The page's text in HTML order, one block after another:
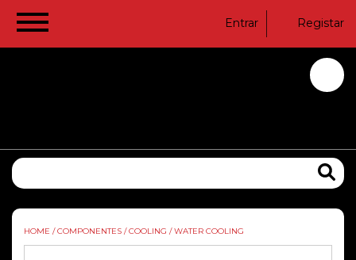
Entrar Registar
HOME / COMPONENTES / COOLING / WATER COOLING